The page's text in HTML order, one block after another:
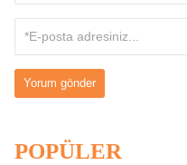
POPÜLER